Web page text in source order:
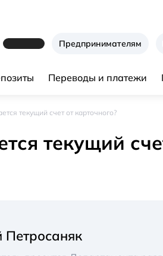
Предпринимателям
Переводы и платежи
текущий счет от карточного?
текущий
Петросаняк